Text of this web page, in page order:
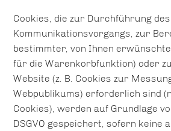
Cookies, die zur Durchführung
Kommunikationsvorgangs, zur
bestimmter, von Ihnen
für die Warenkorbfunktion) oder
Website (z. B. Cookies zur
Webpublikums) erforderlich sind
Cookies), werden auf Grundlage
DSGVO gespeichert, sofern keine